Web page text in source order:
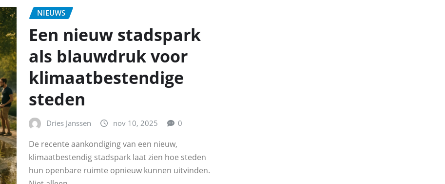
NIEUWS
Een nieuw stadspark
als blauwdruk voor
klimaatbestendige
steden
Dries Janssen nov 10, 2025 0
De recente aankondiging van een nieuw,
klimaatbestendig stadspark laat zien hoe steden
hun openbare ruimte opnieuw kunnen uitvinden.